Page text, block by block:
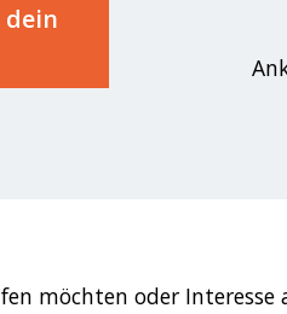
dein
möchten oder